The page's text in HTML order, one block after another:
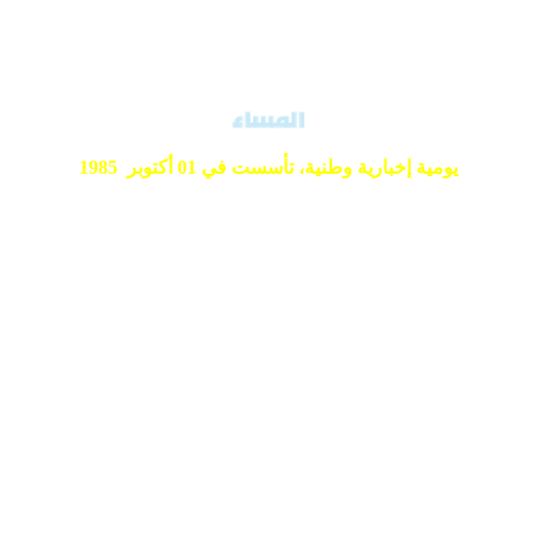
يومية إخبارية وطنية،تأسست في 01 أكتوبر 1985